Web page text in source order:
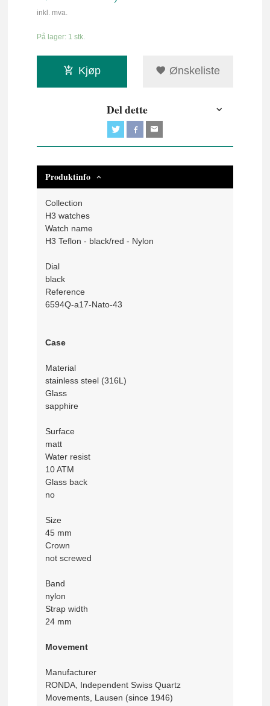
inkl. mva.
På lager: 1 stk.
Kjøp Ønskeliste
Del dette
Produktinfo
Collection
H3 watches
Watch name
H3 Teflon - black/red - Nylon
Dial
black
Reference
6594Q-a17-Nato-43
Case
Material
stainless steel (316L)
Glass
sapphire
Surface
matt
Water resist
10 ATM
Glass back
no
Size
45 mm
Crown
not screwed
Band
nylon
Strap width
24 mm
Movement
Manufacturer
RONDA, Independent Swiss Quartz
Movements, Lausen (since 1946)